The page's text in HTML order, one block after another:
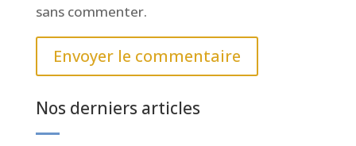
sans commenter.
Envoyer le commentaire
Nos derniers articles